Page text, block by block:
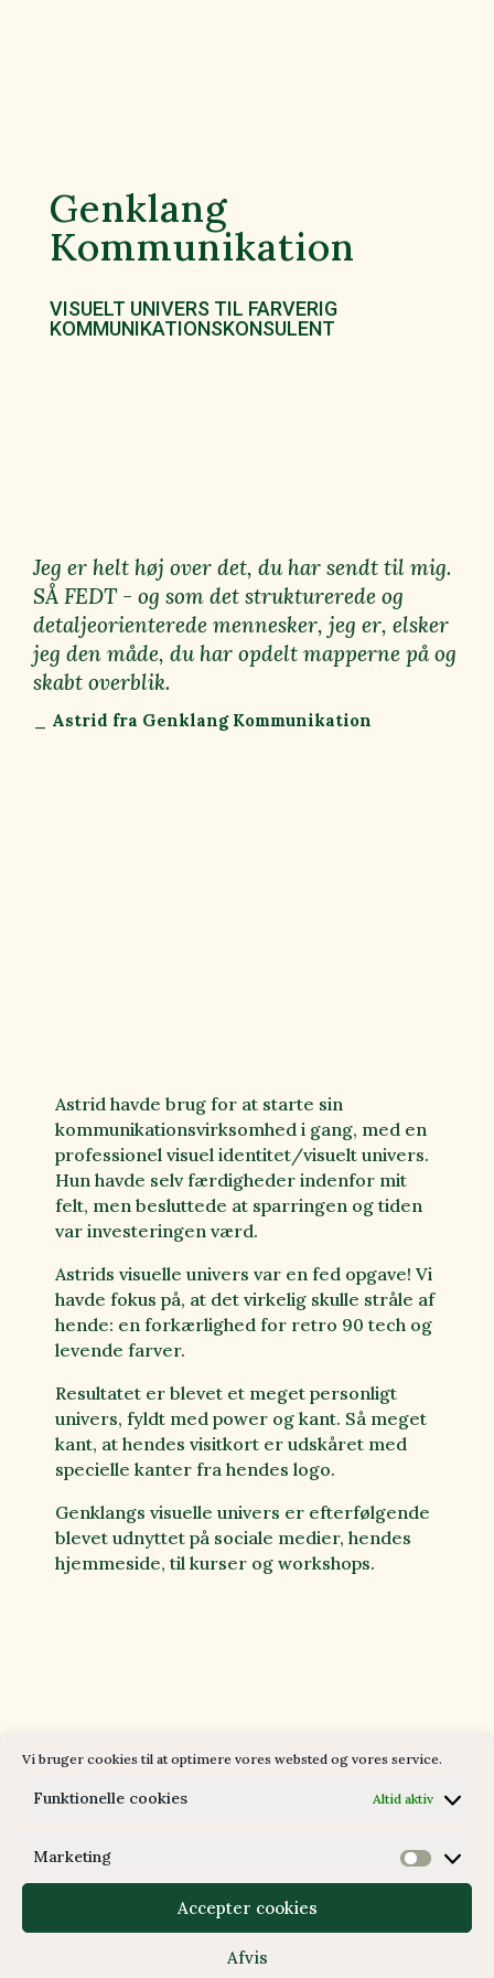
Vi bruger cookies til at optimere vores websted og vores service.
Funktionelle cookies Altid aktiv
Marketing
Accepter cookies
Afvis
Genklang
Kommunikation
VISUELT UNIVERS TIL FARVERIG
KOMMUNIKATIONSKONSULENT
Jeg er helt høj over det, du har sendt til mig.
SÅ FEDT - og som det strukturerede og
detaljeorienterede mennesker, jeg er, elsker
jeg den måde, du har opdelt mapperne på og
skabt overblik.
_ Astrid fra Genklang Kommunikation
Astrid havde brug for at starte sin
kommunikationsvirksomhed i gang, med en
professionel visuel identitet/visuelt univers.
Hun havde selv færdigheder indenfor mit
felt, men besluttede at sparringen og tiden
var investeringen værd.
Astrids visuelle univers var en fed opgave! Vi
havde fokus på, at det virkelig skulle stråle af
hende: en forkærlighed for retro 90 tech og
levende farver.
Resultatet er blevet et meget personligt
univers, fyldt med power og kant. Så meget
kant, at hendes visitkort er udskåret med
specielle kanter fra hendes logo.
Genklangs visuelle univers er efterfølgende
blevet udnyttet på sociale medier, hendes
hjemmeside, til kurser og workshops.